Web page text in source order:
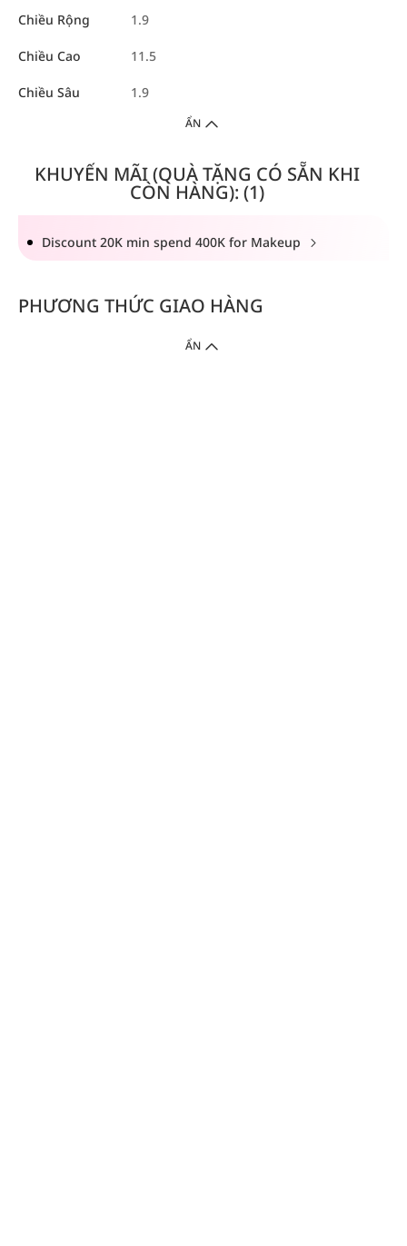
Chiều Rộng 1.9
Chiều Cao 11.5
Chiều Sâu 1.9
ẨN
KHUYẾN MÃI (QUÀ TẶNG CÓ SẴN KHI
CÒN HÀNG): (1)
Discount 20K min spend 400K for Makeup
PHƯƠNG THỨC GIAO HÀNG
ẨN